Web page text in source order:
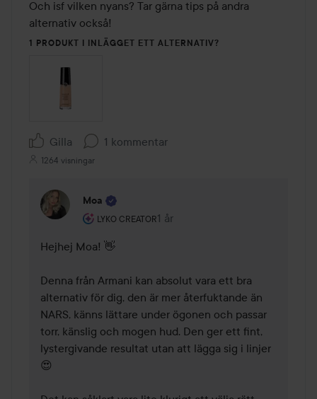
Och isf vilken nyans? Tar gärna tips på andra
alternativ också!
1 PRODUKT I INLÄGGET ETT ALTERNATIV?
Gilla 1 kommentar
1264 visningar
Moa
LYKO CREATOR
Användarens roll: Lyko Creator.
1 år
Kommentaren lades 1 år
Hejhej Moa! 👋
Denna från Armani kan absolut vara ett bra
alternativ för dig, den är mer återfuktande än
NARS, känns lättare under ögonen och passar
torr, känslig och mogen hud. Den ger ett fint,
lystergivande resultat utan att lägga sig i linjer
😍